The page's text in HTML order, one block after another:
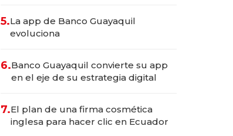
5.La app de Banco Guayaquil
evoluciona
6.Banco Guayaquil convierte su app
en el eje de su estrategia digital
7.El plan de una firma cosmética
inglesa para hacer clic en Ecuador